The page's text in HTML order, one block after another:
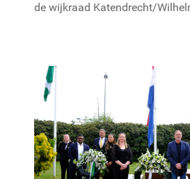
de wijkraad Katendrecht/